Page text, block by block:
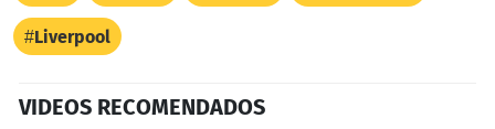
Liverpool
VIDEOS RECOMENDADOS